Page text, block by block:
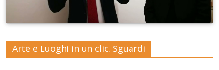
Arte e Luoghi in un clic. Sguardi